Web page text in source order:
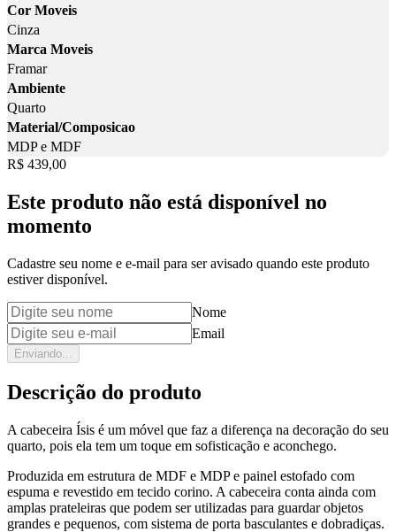
Cor Moveis
Cinza
Marca Moveis
Framar
Ambiente
Quarto
Material/Composicao
MDP e MDF
Price:
R$ 439,00
Este produto não está disponível no
momento
Cadastre seu nome e e-mail para ser avisado quando este produto
estiver disponível.
Nome
Email
Enviando...
Descrição do produto
A cabeceira Ísis é um móvel que faz a diferença na decoração do seu
quarto, pois ela tem um toque em sofisticação e aconchego.
Produzida em estrutura de MDF e MDP e painel estofado com
espuma e revestido em tecido corino. A cabeceira conta ainda com
amplas prateleiras que podem ser utilizadas para guardar objetos
grandes e pequenos, com sistema de porta basculantes e dobradiças.